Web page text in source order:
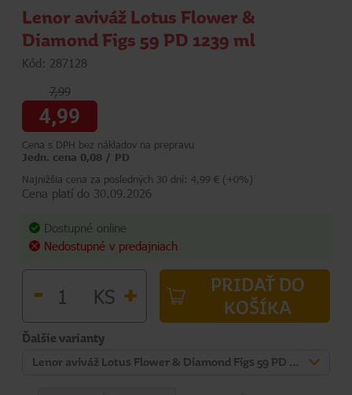
Lenor aviváž Lotus Flower &
Diamond Figs 59 PD 1239 ml
Kód: 287128
7,99
4,99
Cena s DPH bez nákladov na prepravu
Jedn. cena 0,08 / PD
Najnižšia cena za posledných 30 dní: 4,99 € (+0%)
Cena platí do 30.09.2026
Dostupné online
Nedostupné v predajniach
- KS +
PRIDAŤ DO
KOŠÍKA
Ďalšie varianty
Lenor aviváž Lotus Flower & Diamond Figs 59 PD 1239 ml